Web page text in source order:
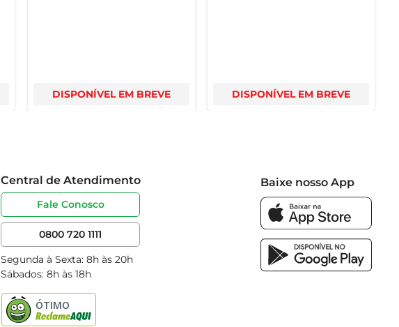
DISPONÍVEL EM BREVE DISPONÍVEL EM BREVE
Central de Atendimento
Fale Conosco
0800 720 1111
Segunda à Sexta: 8h às 20h
Sábados: 8h às 18h
Baixe nosso App